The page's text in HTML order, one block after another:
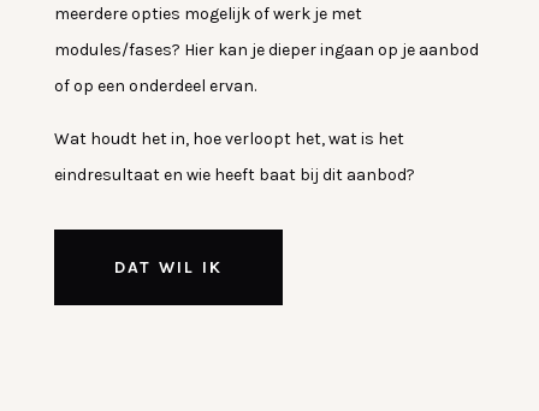
meerdere opties mogelijk of werk je met
modules/fases? Hier kan je dieper ingaan op je aanbod
of op een onderdeel ervan.
Wat houdt het in, hoe verloopt het, wat is het
eindresultaat en wie heeft baat bij dit aanbod?
DAT WIL IK